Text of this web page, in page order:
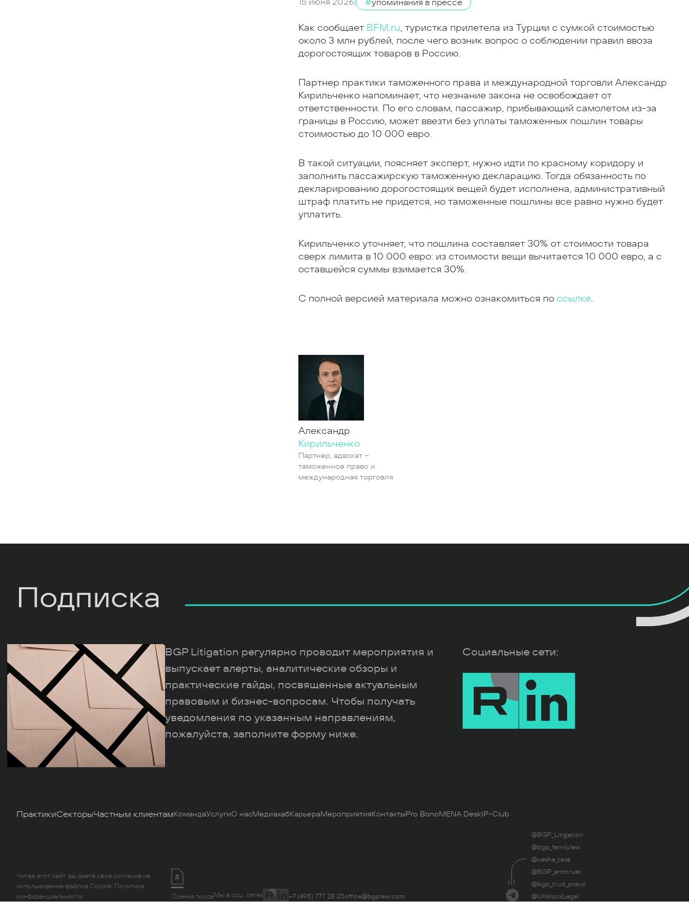
15 июня 2026 #упоминания в прессе
Как сообщает BFM.ru, туристка прилетела из Турции с сумкой стоимостью
около 3 млн рублей, после чего возник вопрос о соблюдении правил ввоза
дорогостоящих товаров в Россию.
Партнер практики таможенного права и международной торговли Александр
Кирильченко напоминает, что незнание закона не освобождает от
ответственности. По его словам, пассажир, прибывающий самолетом из-за
границы в Россию, может ввезти без уплаты таможенных пошлин товары
стоимостью до 10 000 евро.
В такой ситуации, поясняет эксперт, нужно идти по красному коридору и
заполнить пассажирскую таможенную декларацию. Тогда обязанность по
декларированию дорогостоящих вещей будет исполнена, административный
штраф платить не придется, но таможенные пошлины все равно нужно будет
уплатить.
Кирильченко уточняет, что пошлина составляет 30% от стоимости товара
сверх лимита в 10 000 евро: из стоимости вещи вычитается 10 000 евро, а с
оставшейся суммы взимается 30%.
С полной версией материала можно ознакомиться по ссылке.
Александр
Кирильченко
Партнер, адвокат –
таможенное право и
международная торговля
Подписка
BGP Litigation регулярно проводит мероприятия и
выпускает алерты, аналитические обзоры и
практические гайды, посвященные актуальным
правовым и бизнес-вопросам. Чтобы получать
уведомления по указанным направлениям,
пожалуйста, заполните форму ниже.
Социальные сети:
ПрактикиСекторыЧастным клиентамКомандаУслугиО насМедиахабКарьераМероприятияКонтактыPro BonoMENA DeskIP-Club
Читая этот сайт, вы даете свое согласие на
использование файлов Cookie. Политика
конфиденциальности.
Оценка трудаМы в соц. сетях +7 (495) 777 28 20office@bgplaw.com
@BGP_Litigation
@bgp_familylaw
@vasha_taxa
@BGP_antitrust
@bgp_trud_pravo
@UnblockLegal